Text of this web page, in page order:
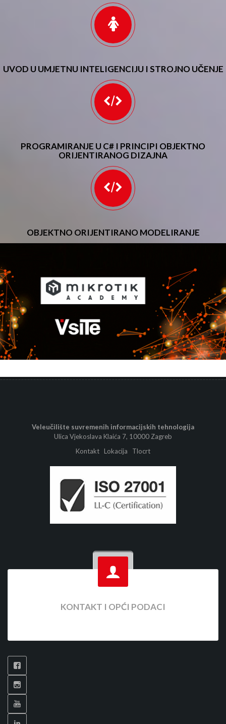
UVOD U UMJETNU INTELIGENCIJU I STROJNO UČENJE
PROGRAMIRANJE U C# I PRINCIPI OBJEKTNO
ORIJENTIRANOG DIZAJNA
OBJEKTNO ORIJENTIRANO MODELIRANJE
Veleučilište suvremenih informacijskih tehnologija
Ulica Vjekoslava Klaića 7, 10000 Zagreb
Kontakt Lokacija Tlocrt
KONTAKT I OPĆI PODACI